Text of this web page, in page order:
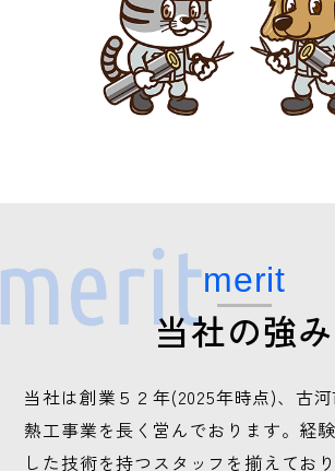
merit
当社の強み
当社は創業５２年(2025年時点)、古
熱工事業を長く営んでおります。経
した技術を持つスタッフを揃えてお